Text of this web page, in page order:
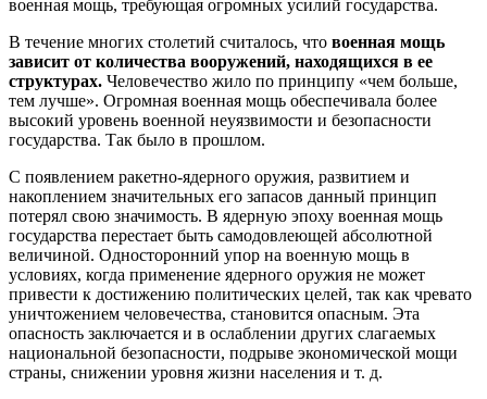
военная мощь, требующая огромных усилий государства.
В течение многих столетий считалось, что военная мощь
зависит от количества вооружений, находящихся в ее
структурах. Человечество жило по принципу «чем больше,
тем лучше». Огромная военная мощь обеспечивала более
высокий уровень военной неуязвимости и безопасности
государства. Так было в прошлом.
С появлением ракетно-ядерного оружия, развитием и
накоплением значительных его запасов данный принцип
потерял свою значимость. В ядерную эпоху военная мощь
государства перестает быть самодовлеющей абсолютной
величиной. Односторонний упор на военную мощь в
условиях, когда применение ядерного оружия не может
привести к достижению политических целей, так как чревато
уничтожением человечества, становится опасным. Эта
опасность заключается и в ослаблении других слагаемых
национальной безопасности, подрыве экономической мощи
страны, снижении уровня жизни населения и т. д.